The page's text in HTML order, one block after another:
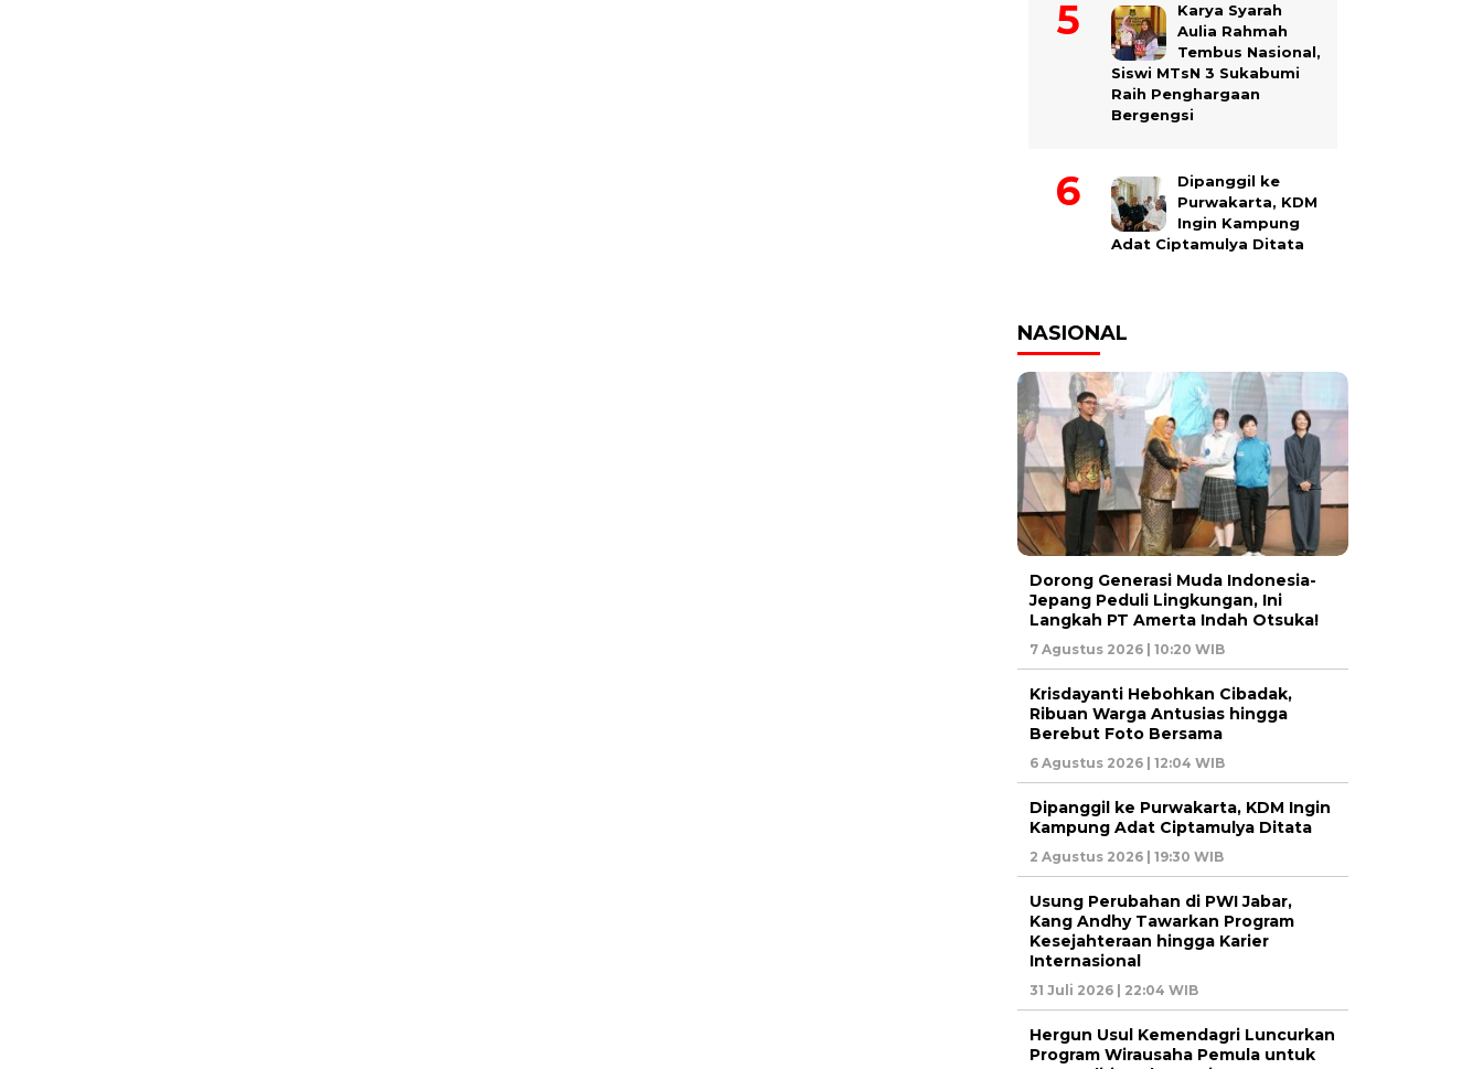
Karya Syarah
Aulia Rahmah
Tembus Nasional,
Siswi MTsN 3 Sukabumi
Raih Penghargaan
Bergengsi
Dipanggil ke
Purwakarta, KDM
Ingin Kampung
Adat Ciptamulya Ditata
NASIONAL
Dorong Generasi Muda Indonesia-
Jepang Peduli Lingkungan, Ini
Langkah PT Amerta Indah Otsuka!
7 Agustus 2026 | 10:20 WIB
Krisdayanti Hebohkan Cibadak,
Ribuan Warga Antusias hingga
Berebut Foto Bersama
6 Agustus 2026 | 12:04 WIB
Dipanggil ke Purwakarta, KDM Ingin
Kampung Adat Ciptamulya Ditata
2 Agustus 2026 | 19:30 WIB
Usung Perubahan di PWI Jabar,
Kang Andhy Tawarkan Program
Kesejahteraan hingga Karier
Internasional
31 Juli 2026 | 22:04 WIB
Hergun Usul Kemendagri Luncurkan
Program Wirausaha Pemula untuk